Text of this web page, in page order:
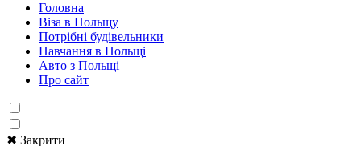
Головна
Віза в Польщу
Потрібні будівельники
Навчання в Польщі
Авто з Польщі
Про сайт
✖ Закрити